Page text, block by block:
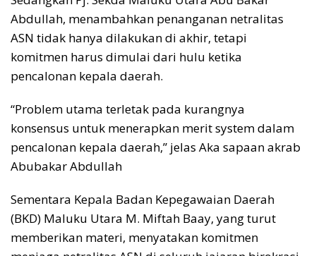
Abdullah, menambahkan penanganan netralitas
ASN tidak hanya dilakukan di akhir, tetapi
komitmen harus dimulai dari hulu ketika
pencalonan kepala daerah.
“Problem utama terletak pada kurangnya
konsensus untuk menerapkan merit system dalam
pencalonan kepala daerah,” jelas Aka sapaan akrab
Abubakar Abdullah
Sementara Kepala Badan Kepegawaian Daerah
(BKD) Maluku Utara M. Miftah Baay, yang turut
memberikan materi, menyatakan komitmen